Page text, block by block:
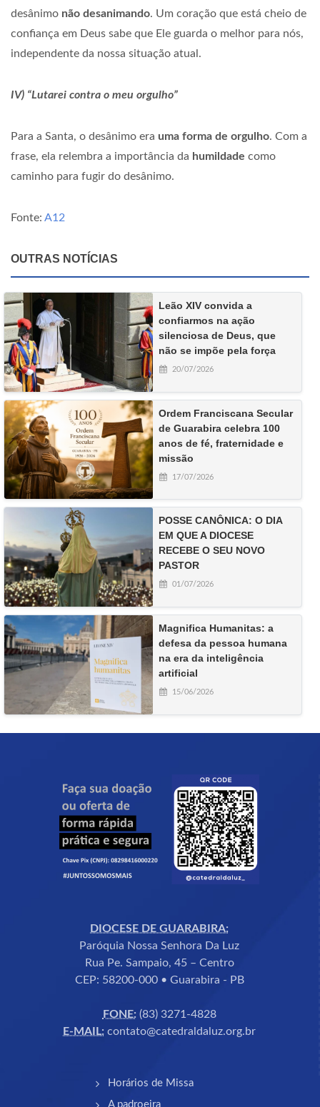
desânimo não desanimando. Um coração que está cheio de
confiança em Deus sabe que Ele guarda o melhor para nós,
independente da nossa situação atual.
IV) “Lutarei contra o meu orgulho”
Para a Santa, o desânimo era uma forma de orgulho. Com a
frase, ela relembra a importância da humildade como
caminho para fugir do desânimo.
Fonte: A12
OUTRAS NOTÍCIAS
Leão XIV convida a
confiarmos na ação
silenciosa de Deus, que
não se impõe pela força
20/07/2026
Ordem Franciscana Secular
de Guarabira celebra 100
anos de fé, fraternidade e
missão
17/07/2026
POSSE CANÔNICA: O DIA
EM QUE A DIOCESE
RECEBE O SEU NOVO
PASTOR
01/07/2026
Magnifica Humanitas: a
defesa da pessoa humana
na era da inteligência
artificial
15/06/2026
DIOCESE DE GUARABIRA:
Paróquia Nossa Senhora Da Luz
Rua Pe. Sampaio, 45 – Centro
CEP: 58200-000 • Guarabira - PB
FONE:(83) 3271-4828
E-MAIL: contato@catedraldaluz.org.br
Horários de Missa
A padroeira